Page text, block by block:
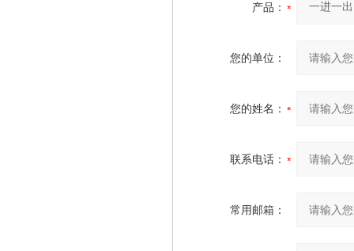
产品：
您的单位：
您的姓名：
联系电话：
常用邮箱：